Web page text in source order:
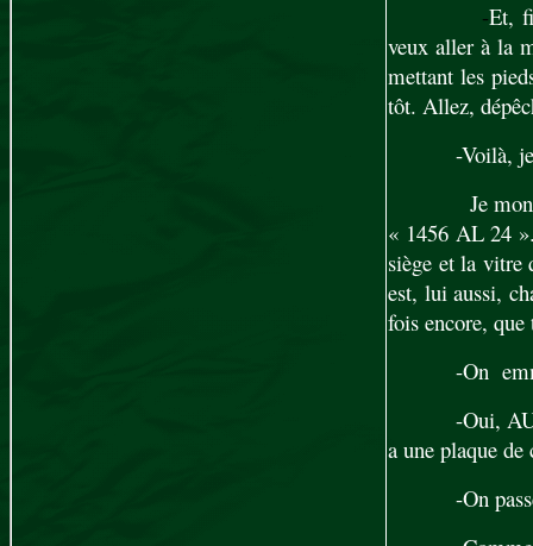
-Et,
veux aller à la
mettant les
tôt. Allez,
-Voilà,
Je
« 1456 AL 24
siège et la vitre
est, lui aussi,
fois encore,
-On
-Oui,
a une plaque
-On